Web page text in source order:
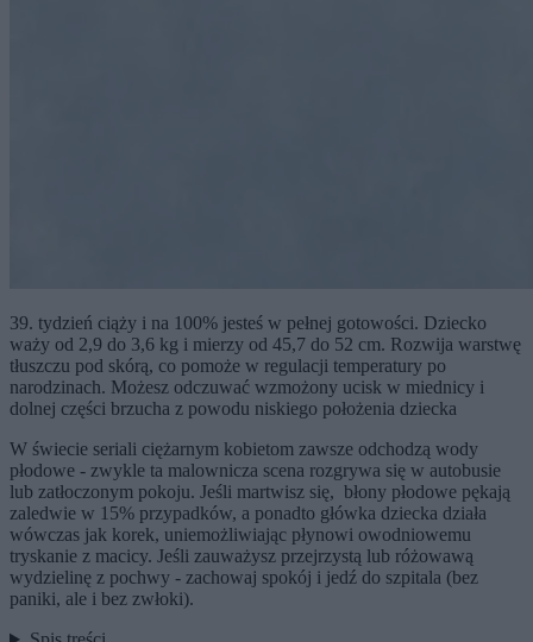
39. tydzień ciąży i na 100% jesteś w pełnej gotowości. Dziecko
waży od 2,9 do 3,6 kg i mierzy od 45,7 do 52 cm. Rozwija warstwę
tłuszczu pod skórą, co pomoże w regulacji temperatury po
narodzinach. Możesz odczuwać wzmożony ucisk w miednicy i
dolnej części brzucha z powodu niskiego położenia dziecka
W świecie seriali ciężarnym kobietom zawsze odchodzą wody
płodowe - zwykle ta malownicza scena rozgrywa się w autobusie
lub zatłoczonym pokoju. Jeśli martwisz się, błony płodowe pękają
zaledwie w 15% przypadków, a ponadto główka dziecka działa
wówczas jak korek, uniemożliwiając płynowi owodniowemu
tryskanie z macicy. Jeśli zauważysz przejrzystą lub różowawą
wydzielinę z pochwy - zachowaj spokój i jedź do szpitala (bez
paniki, ale i bez zwłoki).